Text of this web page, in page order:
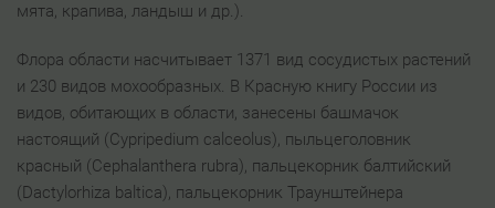
мята, крапива, ландыш и др.).
Флора области насчитывает 1371 вид сосудистых растений
и 230 видов мохообразных. В Красную книгу России из
видов, обитающих в области, занесены башмачок
настоящий (Cypripedium calceolus), пыльцеголовник
красный (Cephalanthera rubra), пальцекорник балтийский
(Dactylorhiza baltica), пальцекорник Траунштейнера